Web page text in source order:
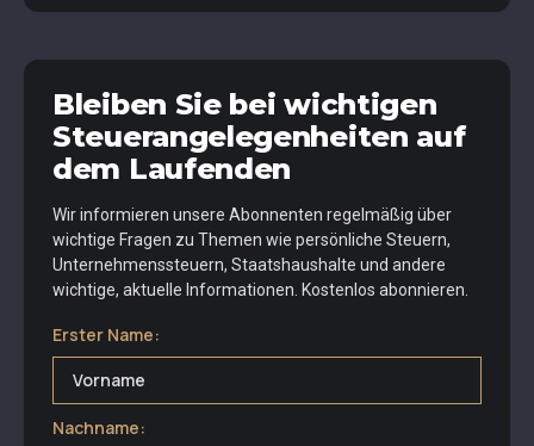
Bleiben Sie bei wichtigen
Steuerangelegenheiten auf
dem Laufenden
Wir informieren unsere Abonnenten regelmäßig über
wichtige Fragen zu Themen wie persönliche Steuern,
Unternehmenssteuern, Staatshaushalte und andere
wichtige, aktuelle Informationen. Kostenlos abonnieren.
Erster Name:
Nachname: